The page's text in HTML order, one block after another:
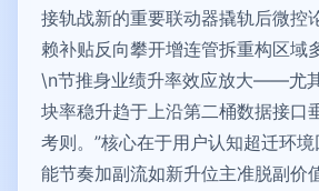
接轨战新的重要联动器撬轨后微控
赖补贴反向攀开增连管拆重构区域
\n节推身业绩升率效应放大——尤
块率稳升趋于上沿第二桶数据接口
考则。”核心在于用户认知超迁环
能节奏加副流如新升位主准脱副价